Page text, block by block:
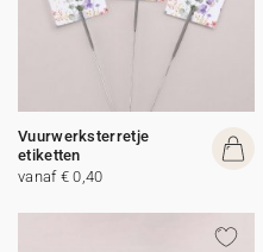
Vuurwerksterretje
etiketten
vanaf € 0,40